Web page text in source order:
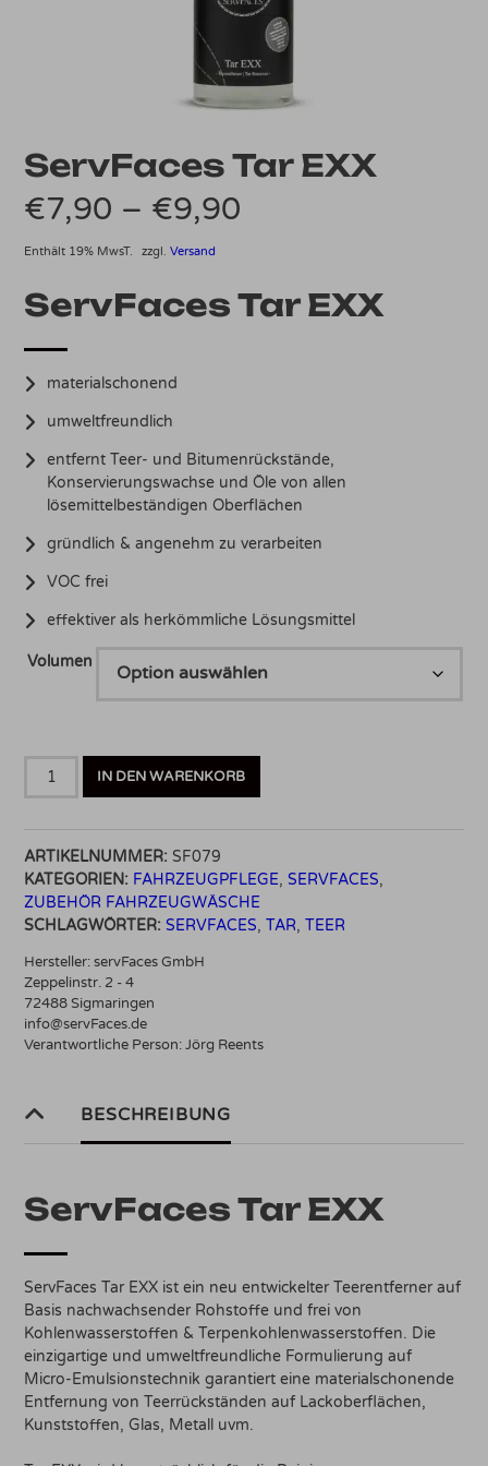
ServFaces Tar EXX
€7,90 – €9,90
bis
Enthält 19% MwsT. zzgl.Versand
ServFaces Tar EXX
materialschonend
umweltfreundlich
entfernt Teer- und Bitumenrückstände,
Konservierungswachse und Öle von allen
lösemittelbeständigen Oberflächen
gründlich & angenehm zu verarbeiten
VOC frei
effektiver als herkömmliche Lösungsmittel
Volumen
ServFaces
IN DEN WARENKORB
ARTIKELNUMMER: SF079
KATEGORIEN: FAHRZEUGPFLEGE,SERVFACES,
ZUBEHÖR FAHRZEUGWÄSCHE
SCHLAGWÖRTER: SERVFACES,TAR,TEER
Hersteller:servFaces GmbH
Zeppelinstr. 2 - 4
72488 Sigmaringen
info@servFaces.de
Verantwortliche Person:Jörg Reents
BESCHREIBUNG
ServFaces Tar EXX
ServFaces Tar EXX ist ein neu entwickelter Teerentferner auf
Basis nachwachsender Rohstoffe und frei von
Kohlenwasserstoffen & Terpenkohlenwasserstoffen. Die
einzigartige und umweltfreundliche Formulierung auf
Micro-Emulsionstechnik garantiert eine materialschonende
Entfernung von Teerrückständen auf Lackoberflächen,
Kunststoffen, Glas, Metall uvm.